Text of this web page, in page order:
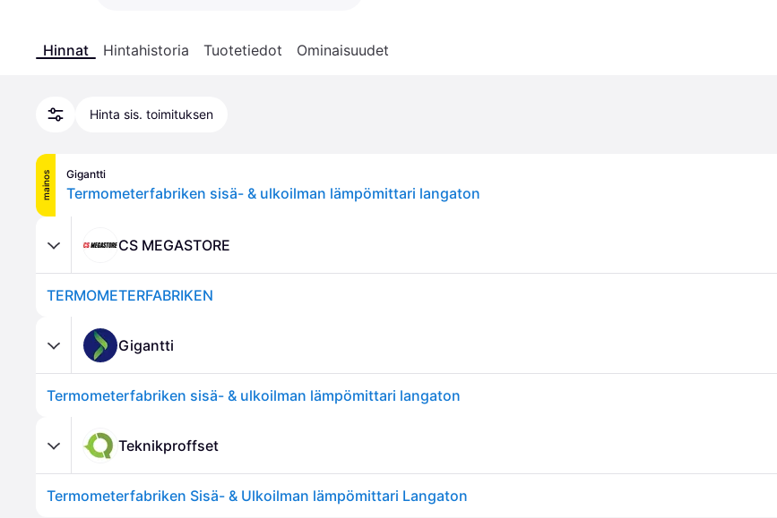
Hinnat Hintahistoria Tuotetiedot Ominaisuudet
Hinta sis. toimituksen
mainos Gigantti
Termometerfabriken sisä- & ulkoilman lämpömittari langaton
CS MEGASTORE
TERMOMETERFABRIKEN
Gigantti
Termometerfabriken sisä- & ulkoilman lämpömittari langaton
Teknikproffset
Termometerfabriken Sisä- & Ulkoilman lämpömittari Langaton